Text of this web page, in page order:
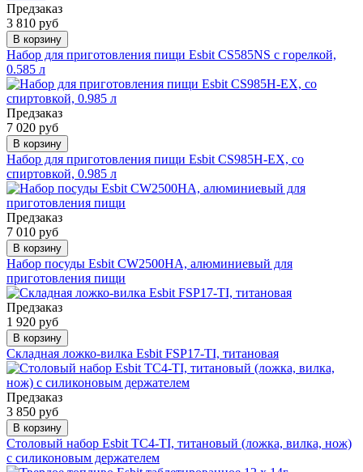
Предзаказ
3 810 руб
В корзину
Набор для приготовления пищи Esbit CS585NS с горелкой,
0.585 л
Предзаказ
7 020 руб
В корзину
Набор для приготовления пищи Esbit CS985H-EX, со
спиртовкой, 0.985 л
Предзаказ
7 010 руб
В корзину
Набор посуды Esbit CW2500HA, алюминиевый для
приготовления пищи
Предзаказ
1 920 руб
В корзину
Складная ложко-вилка Esbit FSP17-TI, титановая
Предзаказ
3 850 руб
В корзину
Столовый набор Esbit TC4-TI, титановый (ложка, вилка, нож)
с силиконовым держателем